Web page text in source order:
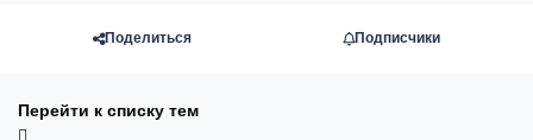
Поделиться Подписчики
Перейти к списку тем